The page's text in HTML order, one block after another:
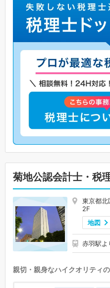
菊地公認会計士・税
東京都
2F
地図
赤羽駅よ
親切・親身なハイクオリティ